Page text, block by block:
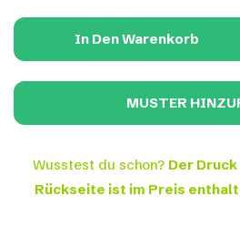
In Den Warenkorb
Wusstest du schon? Der
Rückseite ist im Preis